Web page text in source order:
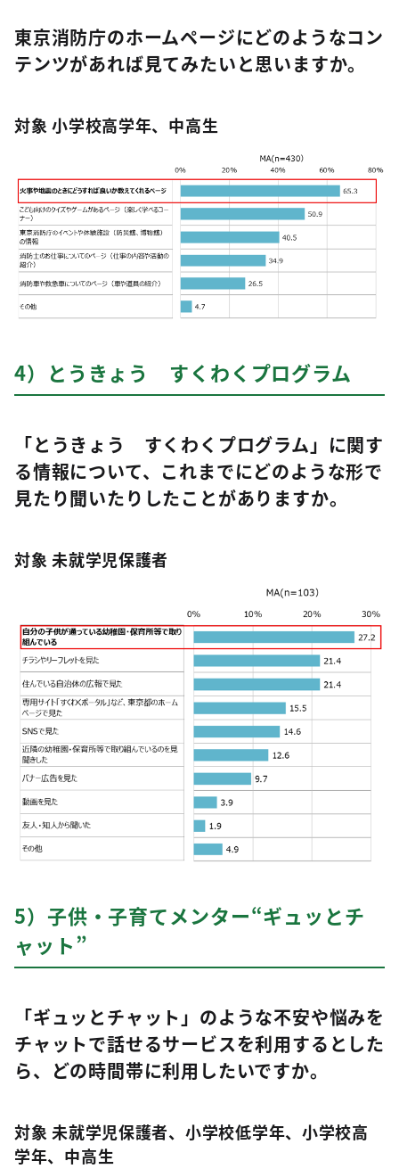
東京消防庁のホームページにどのようなコン
テンツがあれば見てみたいと思いますか。
対象 小学校高学年、中高生
4）とうきょう すくわくプログラム
「とうきょう すくわくプログラム」に関す
る情報について、これまでにどのような形で
見たり聞いたりしたことがありますか。
対象 未就学児保護者
5）子供・子育てメンター“ギュッとチ
ャット”
「ギュッとチャット」のような不安や悩みを
チャットで話せるサービスを利用するとした
ら、どの時間帯に利用したいですか。
対象 未就学児保護者、小学校低学年、小学校高
学年、中高生